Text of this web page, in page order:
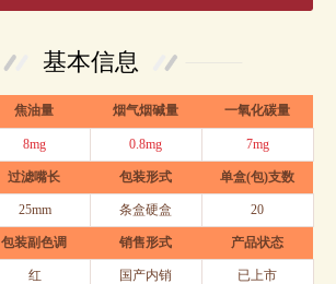
基本信息
焦油量 烟气烟碱量 一氧化碳量
8mg 0.8mg 7mg
过滤嘴长 包装形式 单盒(包)支数
25mm 条盒硬盒 20
包装副色调 销售形式 产品状态
红 国产内销 已上市